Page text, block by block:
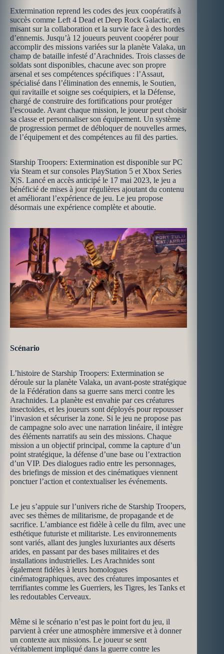
Extermination reprend les codes des jeux coopératifs à
succès comme Left 4 Dead et Deep Rock Galactic, en
misant sur la collaboration et la survie face à des hordes
d’ennemis. Jusqu’à 12 joueurs peuvent coopérer pour
accomplir des missions variées sur la planète Valaka, un
champ de bataille infesté d’Arachnides. Trois classes de
soldats sont disponibles, chacune avec son propre
arsenal et ses compétences spécifiques : l’Assaut,
spécialisé dans l’élimination des ennemis, le Soutien,
qui ravitaille et soigne ses coéquipiers, et la Défense,
chargé de construire des fortifications pour protéger
l’escouade. Avant chaque mission, le joueur peut choisir
sa classe et personnaliser son équipement. Un système
de progression permet de débloquer de nouvelles armes,
de l’équipement et des compétences au fil des parties.
Starship Troopers: Extermination est disponible sur PC
via Steam et sur consoles PlayStation 5 et Xbox Series
X|S. Lancé en accès anticipé le 17 mai 2023, le jeu a
bénéficié de mises à jour régulières ajoutant du contenu
et améliorant l’expérience de jeu. Le jeu propose
désormais une expérience complète et aboutie.
Scénario
L’histoire de Starship Troopers: Extermination se
déroule sur la planète Valaka, un avant-poste stratégique
de la Fédération dans sa guerre sans merci contre les
Arachnides. La planète est envahie par ces créatures
insectoïdes, et les joueurs sont déployés pour repousser
l’invasion et sécuriser la zone. Si le jeu ne propose pas
de campagne solo avec une narration linéaire, il intègre
des éléments narratifs au sein des missions. Chaque
mission a un objectif principal, comme la capture d’un
point stratégique, la défense d’une base ou l’extraction
d’un VIP. Des dialogues radio entre les personnages,
des briefings de mission et des cinématiques viennent
ponctuer l’action et contextualiser les événements.
Le jeu s’appuie sur l’univers riche de Starship Troopers,
avec ses thèmes de militarisme, de propagande et de
sacrifice. L’ambiance est fidèle à celle du film, avec une
esthétique futuriste et militariste. Les environnements
sont variés, allant des jungles luxuriantes aux déserts
arides, en passant par des bases militaires et des
installations industrielles. Les Arachnides sont
également fidèles à leurs homologues
cinématographiques, avec des créatures imposantes et
terrifiantes comme les Guerriers, les Tigres, les Tanks et
les redoutables Cerveaux.
Même si le scénario n’est pas le point fort du jeu, il
parvient à créer une atmosphère immersive et à donner
un contexte aux missions. Le joueur se sent
véritablement impliqué dans la guerre contre les